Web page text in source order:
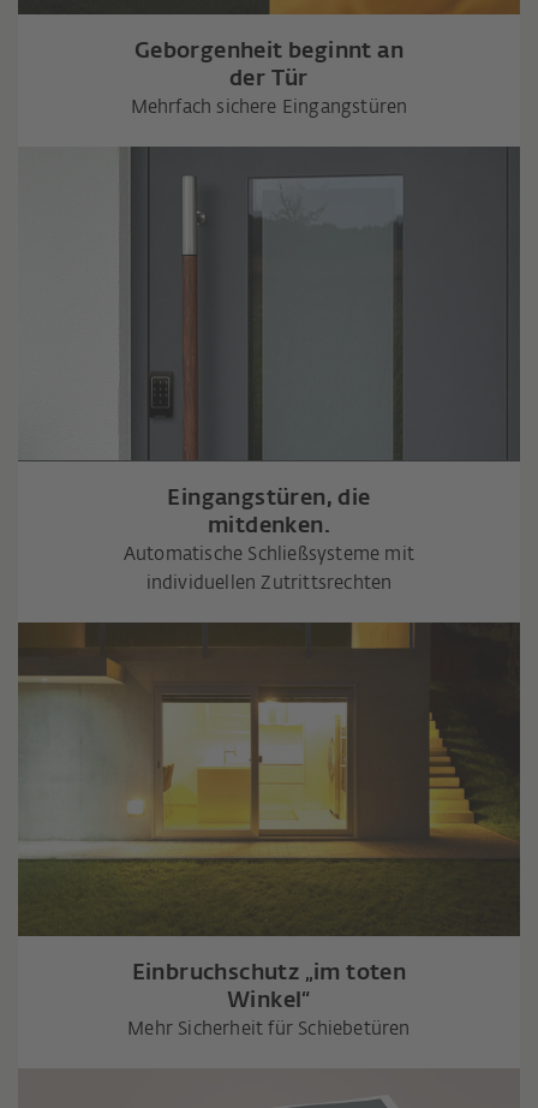
Geborgenheit beginnt an
der Tür
Mehrfach sichere Eingangstüren
Eingangstüren, die
mitdenken.
Automatische Schließsysteme mit
individuellen Zutrittsrechten
Einbruchschutz „im toten
Winkel“
Mehr Sicherheit für Schiebetüren